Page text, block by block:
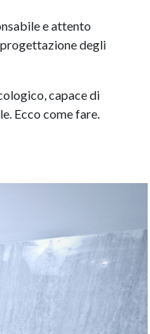
e attento
progettazione degli
capace di
Ecco come fare.